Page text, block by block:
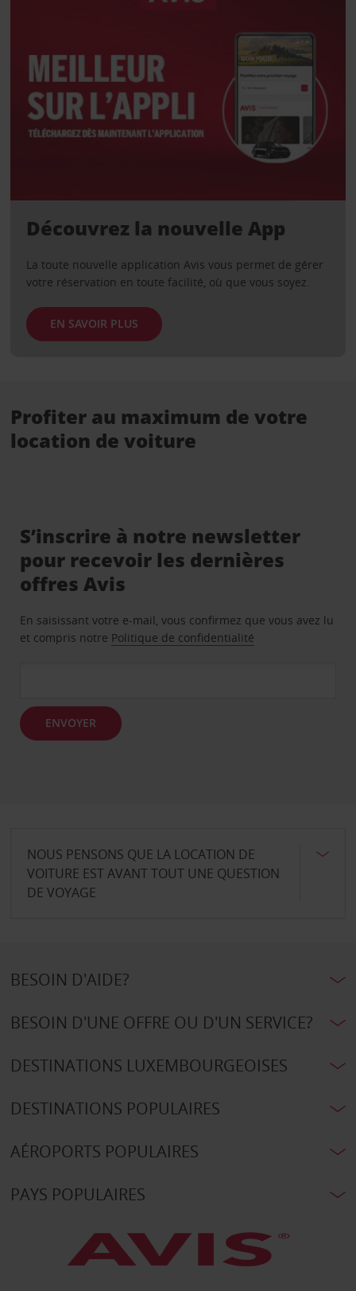
Découvrez la nouvelle App
La toute nouvelle application Avis vous permet de gérer
votre réservation en toute facilité, où que vous soyez.
EN SAVOIR PLUS
Profiter au maximum de votre
location de voiture
S’inscrire à notre newsletter
pour recevoir les dernières
offres Avis
En saisissant votre e-mail, vous confirmez que vous avez lu
et compris notre Politique de confidentialité
ENVOYER
NOUS PENSONS QUE LA LOCATION DE
VOITURE EST AVANT TOUT UNE QUESTION
DE VOYAGE
BESOIN D'AIDE?
BESOIN D'UNE OFFRE OU D'UN SERVICE?
DESTINATIONS LUXEMBOURGEOISES
DESTINATIONS POPULAIRES
AÉROPORTS POPULAIRES
PAYS POPULAIRES